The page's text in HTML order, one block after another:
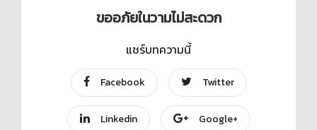
ขออภัยในวามไม่สะดวก
แชร์บทความนี้
Facebook Twitter
Linkedin Google+